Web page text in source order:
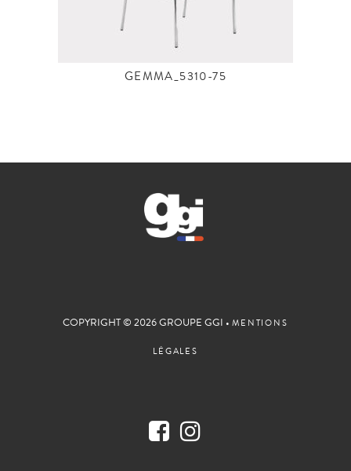
GEMMA_5310-75
COPYRIGHT © 2026 GROUPE GGI •MENTIONS
LÉGALES